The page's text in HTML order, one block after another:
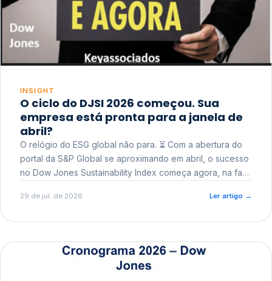
INSIGHT
O ciclo do DJSI 2026 começou. Sua
empresa está pronta para a janela de
abril?
O relógio do ESG global não para. ⏳ Com a abertura do
portal da S&P Global se aproximando em abril, o sucesso
no Dow Jones Sustainability Index começa agora, na fase
29 de jul. de 2026 Ler artigo →